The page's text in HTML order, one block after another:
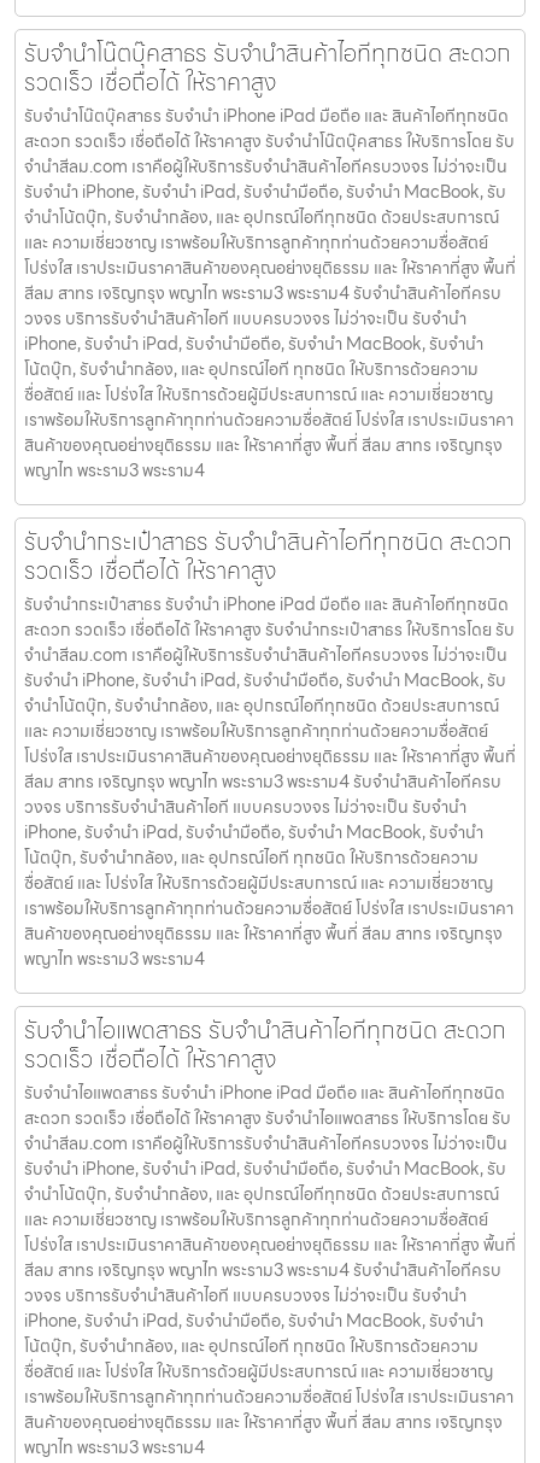
รับจำนำโน๊ตบุ๊คสาธร รับจำนำสินค้าไอทีทุกชนิด สะดวก
รวดเร็ว เชื่อถือได้ ให้ราคาสูง
รับจำนำโน๊ตบุ๊คสาธร รับจำนำ iPhone iPad มือถือ และ สินค้าไอทีทุกชนิด
สะดวก รวดเร็ว เชื่อถือได้ ให้ราคาสูง รับจำนำโน๊ตบุ๊คสาธร ให้บริการโดย รับ
จํานําสีลม.com เราคือผู้ให้บริการรับจำนำสินค้าไอทีครบวงจร ไม่ว่าจะเป็น
รับจำนำ iPhone, รับจำนำ iPad, รับจำนำมือถือ, รับจำนำ MacBook, รับ
จำนำโน้ตบุ๊ก, รับจำนำกล้อง, และ อุปกรณ์ไอทีทุกชนิด ด้วยประสบการณ์
และ ความเชี่ยวชาญ เราพร้อมให้บริการลูกค้าทุกท่านด้วยความซื่อสัตย์
โปร่งใส เราประเมินราคาสินค้าของคุณอย่างยุติธรรม และ ให้ราคาที่สูง พื้นที่
สีลม สาทร เจริญกรุง พญาไท พระราม3 พระราม4 รับจำนำสินค้าไอทีครบ
วงจร บริการรับจำนำสินค้าไอที แบบครบวงจร ไม่ว่าจะเป็น รับจำนำ
iPhone, รับจำนำ iPad, รับจำนำมือถือ, รับจำนำ MacBook, รับจำนำ
โน้ตบุ๊ก, รับจำนำกล้อง, และ อุปกรณ์ไอที ทุกชนิด ให้บริการด้วยความ
ซื่อสัตย์ และ โปร่งใส ให้บริการด้วยผู้มีประสบการณ์ และ ความเชี่ยวชาญ
เราพร้อมให้บริการลูกค้าทุกท่านด้วยความซื่อสัตย์ โปร่งใส เราประเมินราคา
สินค้าของคุณอย่างยุติธรรม และ ให้ราคาที่สูง พื้นที่ สีลม สาทร เจริญกรุง
พญาไท พระราม3 พระราม4
รับจำนำกระเป๋าสาธร รับจำนำสินค้าไอทีทุกชนิด สะดวก
รวดเร็ว เชื่อถือได้ ให้ราคาสูง
รับจำนำกระเป๋าสาธร รับจำนำ iPhone iPad มือถือ และ สินค้าไอทีทุกชนิด
สะดวก รวดเร็ว เชื่อถือได้ ให้ราคาสูง รับจำนำกระเป๋าสาธร ให้บริการโดย รับ
จํานําสีลม.com เราคือผู้ให้บริการรับจำนำสินค้าไอทีครบวงจร ไม่ว่าจะเป็น
รับจำนำ iPhone, รับจำนำ iPad, รับจำนำมือถือ, รับจำนำ MacBook, รับ
จำนำโน้ตบุ๊ก, รับจำนำกล้อง, และ อุปกรณ์ไอทีทุกชนิด ด้วยประสบการณ์
และ ความเชี่ยวชาญ เราพร้อมให้บริการลูกค้าทุกท่านด้วยความซื่อสัตย์
โปร่งใส เราประเมินราคาสินค้าของคุณอย่างยุติธรรม และ ให้ราคาที่สูง พื้นที่
สีลม สาทร เจริญกรุง พญาไท พระราม3 พระราม4 รับจำนำสินค้าไอทีครบ
วงจร บริการรับจำนำสินค้าไอที แบบครบวงจร ไม่ว่าจะเป็น รับจำนำ
iPhone, รับจำนำ iPad, รับจำนำมือถือ, รับจำนำ MacBook, รับจำนำ
โน้ตบุ๊ก, รับจำนำกล้อง, และ อุปกรณ์ไอที ทุกชนิด ให้บริการด้วยความ
ซื่อสัตย์ และ โปร่งใส ให้บริการด้วยผู้มีประสบการณ์ และ ความเชี่ยวชาญ
เราพร้อมให้บริการลูกค้าทุกท่านด้วยความซื่อสัตย์ โปร่งใส เราประเมินราคา
สินค้าของคุณอย่างยุติธรรม และ ให้ราคาที่สูง พื้นที่ สีลม สาทร เจริญกรุง
พญาไท พระราม3 พระราม4
รับจำนำไอแพดสาธร รับจำนำสินค้าไอทีทุกชนิด สะดวก
รวดเร็ว เชื่อถือได้ ให้ราคาสูง
รับจำนำไอแพดสาธร รับจำนำ iPhone iPad มือถือ และ สินค้าไอทีทุกชนิด
สะดวก รวดเร็ว เชื่อถือได้ ให้ราคาสูง รับจำนำไอแพดสาธร ให้บริการโดย รับ
จํานําสีลม.com เราคือผู้ให้บริการรับจำนำสินค้าไอทีครบวงจร ไม่ว่าจะเป็น
รับจำนำ iPhone, รับจำนำ iPad, รับจำนำมือถือ, รับจำนำ MacBook, รับ
จำนำโน้ตบุ๊ก, รับจำนำกล้อง, และ อุปกรณ์ไอทีทุกชนิด ด้วยประสบการณ์
และ ความเชี่ยวชาญ เราพร้อมให้บริการลูกค้าทุกท่านด้วยความซื่อสัตย์
โปร่งใส เราประเมินราคาสินค้าของคุณอย่างยุติธรรม และ ให้ราคาที่สูง พื้นที่
สีลม สาทร เจริญกรุง พญาไท พระราม3 พระราม4 รับจำนำสินค้าไอทีครบ
วงจร บริการรับจำนำสินค้าไอที แบบครบวงจร ไม่ว่าจะเป็น รับจำนำ
iPhone, รับจำนำ iPad, รับจำนำมือถือ, รับจำนำ MacBook, รับจำนำ
โน้ตบุ๊ก, รับจำนำกล้อง, และ อุปกรณ์ไอที ทุกชนิด ให้บริการด้วยความ
ซื่อสัตย์ และ โปร่งใส ให้บริการด้วยผู้มีประสบการณ์ และ ความเชี่ยวชาญ
เราพร้อมให้บริการลูกค้าทุกท่านด้วยความซื่อสัตย์ โปร่งใส เราประเมินราคา
สินค้าของคุณอย่างยุติธรรม และ ให้ราคาที่สูง พื้นที่ สีลม สาทร เจริญกรุง
พญาไท พระราม3 พระราม4